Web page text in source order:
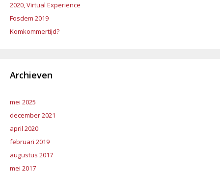
2020, Virtual Experience
Fosdem 2019
Komkommertijd?
Archieven
mei 2025
december 2021
april 2020
februari 2019
augustus 2017
mei 2017